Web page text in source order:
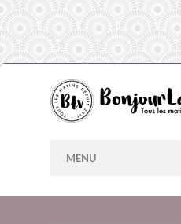
MENU